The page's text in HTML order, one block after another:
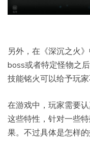
另外，在《深沉之火
boss或者特定怪物之
技能铭火可以给予玩
在游戏中，玩家需要
这些特性，针对一些
果。不过具体是怎样